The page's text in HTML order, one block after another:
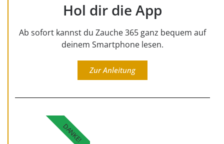
Hol dir die App
Ab sofort kannst du Zauche 365 ganz bequem auf
deinem Smartphone lesen.
Zur Anleitung
DANKE!